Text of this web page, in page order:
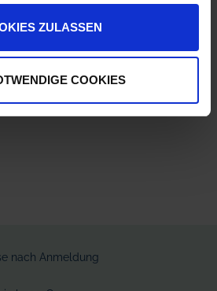
ZULASSEN
COOKIES
nach Anmeldung